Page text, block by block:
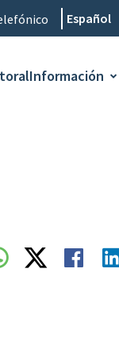
Español
Información